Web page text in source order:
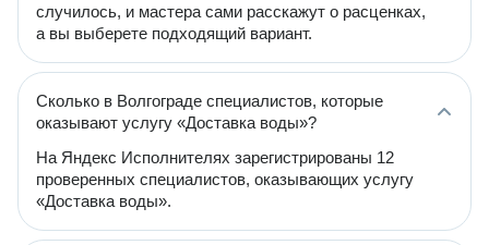
случилось, и мастера сами расскажут о расценках,
а вы выберете подходящий вариант.
Сколько в Волгограде специалистов, которые
оказывают услугу «Доставка воды»?
На Яндекс Исполнителях зарегистрированы 12
проверенных специалистов, оказывающих услугу
«Доставка воды».